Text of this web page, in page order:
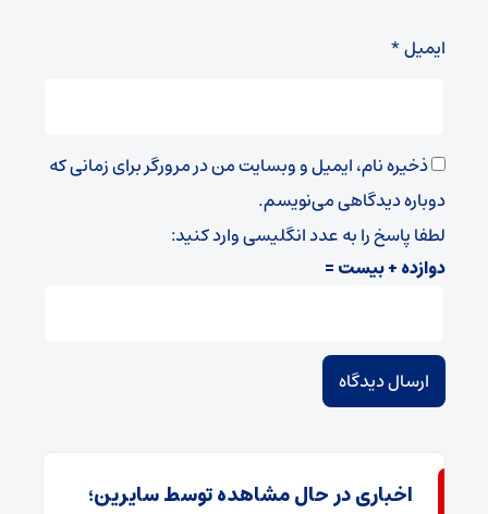
ایمیل*
ذخیره نام، ایمیل و وبسایت من در مرورگر برای زمانی که
دوباره دیدگاهی می‌نویسم.
لطفا پاسخ را به عدد انگلیسی وارد کنید:
دوازده + بیست =
اخباری در حال مشاهده توسط سایرین؛